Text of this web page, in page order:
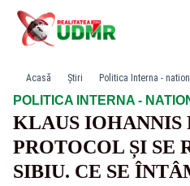
Acasă Știri Politica Interna -
POLITICA INTERNA -
KLAUS IOHANNIS
PROTOCOL ȘI SE
SIBIU. CE SE